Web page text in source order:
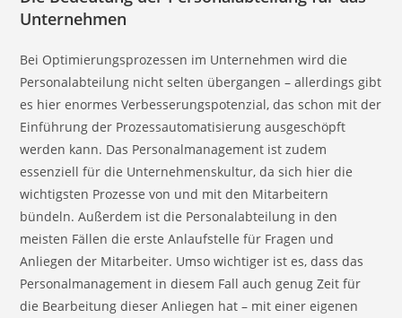
Unternehmen
Bei Optimierungsprozessen im Unternehmen wird die
Personalabteilung nicht selten übergangen – allerdings gibt
es hier enormes Verbesserungspotenzial, das schon mit der
Einführung der Prozessautomatisierung ausgeschöpft
werden kann. Das Personalmanagement ist zudem
essenziell für die Unternehmenskultur, da sich hier die
wichtigsten Prozesse von und mit den Mitarbeitern
bündeln. Außerdem ist die Personalabteilung in den
meisten Fällen die erste Anlaufstelle für Fragen und
Anliegen der Mitarbeiter. Umso wichtiger ist es, dass das
Personalmanagement in diesem Fall auch genug Zeit für
die Bearbeitung dieser Anliegen hat – mit einer eigenen